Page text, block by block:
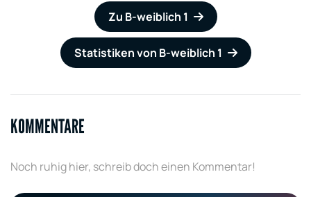
Zu B-weiblich 1
Statistiken von B-weiblich 1
KOMMENTARE
Noch ruhig hier, schreib doch einen Kommentar!